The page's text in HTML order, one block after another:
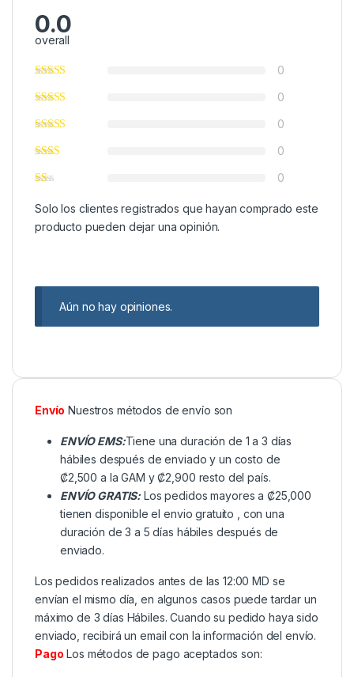
0.0
overall
0
0
0
0
0
Solo los clientes registrados que hayan comprado este
producto pueden dejar una opinión.
Aún no hay opiniones.
Envío Nuestros métodos de envío son
ENVÍO EMS:Tiene una duración de 1 a 3 días
hábiles después de enviado y un costo de
₡2,500 a la GAM y ₡2,900 resto del país.
ENVÍO GRATIS: Los pedidos mayores a ₡25,000
tienen disponible el envio gratuito , con una
duración de 3 a 5 días hábiles después de
enviado.
Los pedidos realizados antes de las 12:00 MD se
envían el mismo día, en algunos casos puede tardar un
máximo de 3 días Hábiles. Cuando su pedido haya sido
enviado, recibirá un email con la información del envío.
Pago Los métodos de pago aceptados son: